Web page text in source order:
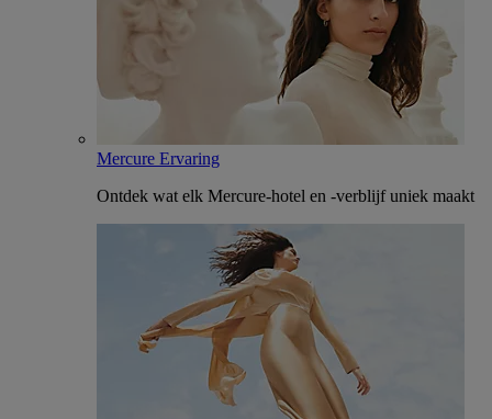
Mercure Ervaring
Ontdek wat elk Mercure-hotel en -verblijf uniek maakt